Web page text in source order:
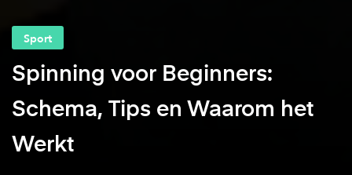
Sport
Spinning voor Beginners:
Schema, Tips en Waarom het
Werkt